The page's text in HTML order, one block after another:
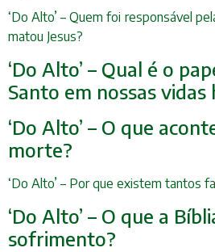
‘Do Alto’ – Quem foi responsável
matou Jesus?
‘Do Alto’ – Qual é o
Santo em nossas vidas
‘Do Alto’ – O que
morte?
‘Do Alto’ – Por que existem tantos
‘Do Alto’ – O que a
sofrimento?